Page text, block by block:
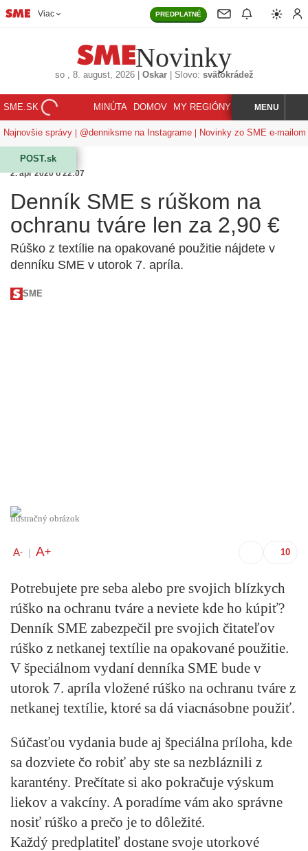
Viac PREDPLATNÉ
Novinky
so, 8. august, 2026| Oskar| Slovo: svätokrádež
SME.SK MINÚTA DOMOV MY REGIÓNY KORZÁR
HĽADAJMENU
Najnovšie správy @denniksme na Instagrame Novinky zo SME e-mailom
POST.sk
2. apr 2020 o 22:07
Denník SME s rúškom na
ochranu tváre len za 2,90 €
Rúško z textílie na opakované použitie nájdete v
denníku SME v utorok 7. apríla.
SME
Ilustračný obrázok
A- A+
Potrebujete pre seba alebo pre svojich blízkych
rúško na ochranu tváre a neviete kde ho kúpiť?
Denník SME zabezpečil pre svojich čitateľov
rúško z netkanej textílie na opakované použitie.
V špeciálnom vydaní denníka SME bude v
utorok 7. apríla vložené rúško na ochranu tváre z
netkanej textílie, ktoré sa dá viacnásobne použiť.
Súčasťou vydania bude aj špeciálna príloha, kde
sa dozviete čo robiť aby ste sa nezbláznili z
karantény. Prečítate si ako pokračuje výskum
liekov a vakcíny. A poradíme vám ako správne
nosiť rúško a prečo je to dôležité.
Každý predplatiteľ dostane svoje utorkové